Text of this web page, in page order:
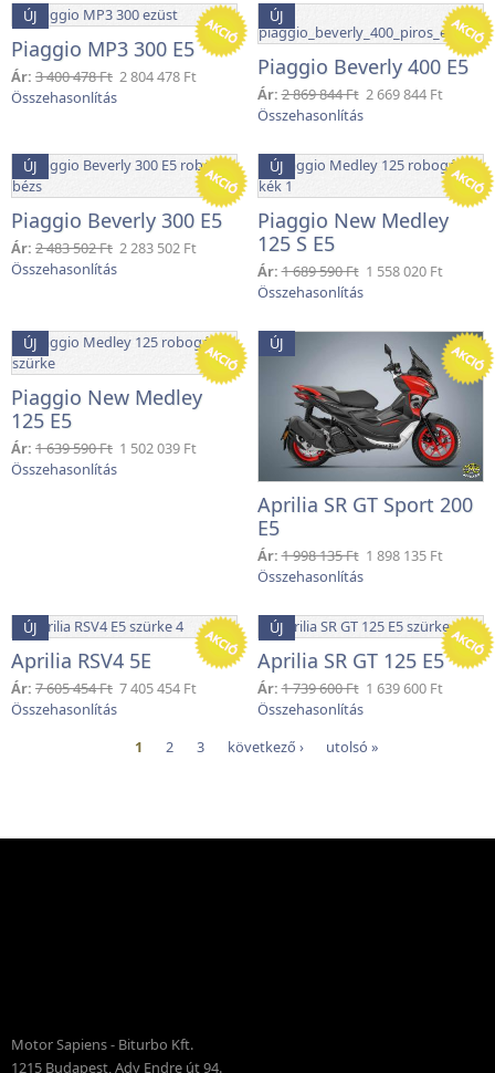
ÚJ
Piaggio MP3 300 E5
Ár: 3 400 478 Ft 2 804 478 Ft
ÚJ
Piaggio Beverly 400 E5
Ár:2 869 844 Ft 2 669 844 Ft
ÚJ
Piaggio Beverly 300 E5
Ár: 2 483 502 Ft 2 283 502 Ft
ÚJ
Piaggio New Medley
125 S E5
Ár:1 689 590 Ft 1 558 020 Ft
ÚJ
Piaggio New Medley
125 E5
Ár: 1 639 590 Ft 1 502 039 Ft
ÚJ
Aprilia SR GT Sport 200
E5
Ár:1 998 135 Ft 1 898 135 Ft
ÚJ
Aprilia RSV4 5E
Ár: 7 605 454 Ft 7 405 454 Ft
ÚJ
Aprilia SR GT 125 E5
Ár:1 739 600 Ft 1 639 600 Ft
1 2 3 következő › utolsó »
Motor Sapiens - Biturbo Kft.
1215 Budapest, Ady Endre út 94.